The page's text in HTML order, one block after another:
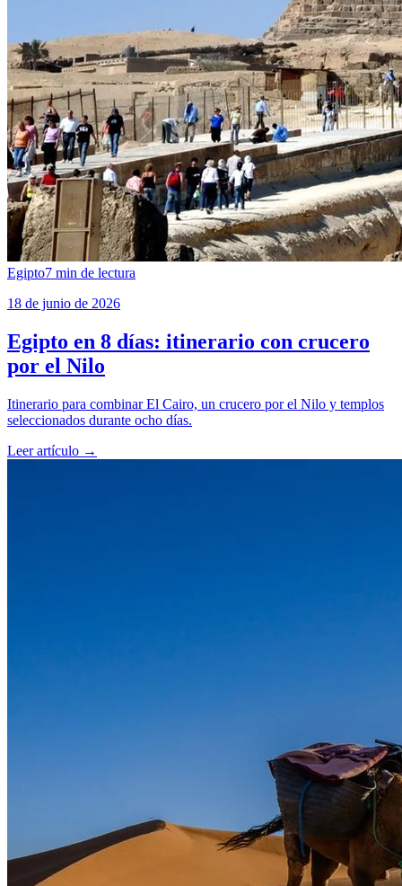
Egipto7 min de lectura
18 de junio de 2026
Egipto en 8 días: itinerario con crucero
por el Nilo
Itinerario para combinar El Cairo, un crucero por el Nilo y templos
seleccionados durante ocho días.
Leer artículo →